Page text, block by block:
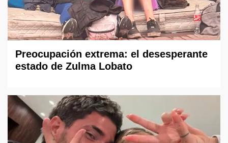
Preocupación extrema: el desesperante
estado de Zulma Lobato